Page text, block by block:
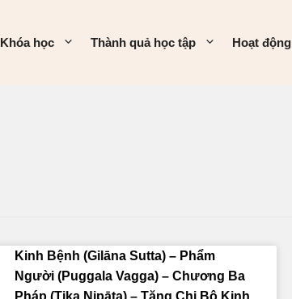
Khóa học Thành quả học tập Hoạt động
Kinh Bệnh (Gilāna Sutta) – Phẩm
Người (Puggala Vagga) – Chương Ba